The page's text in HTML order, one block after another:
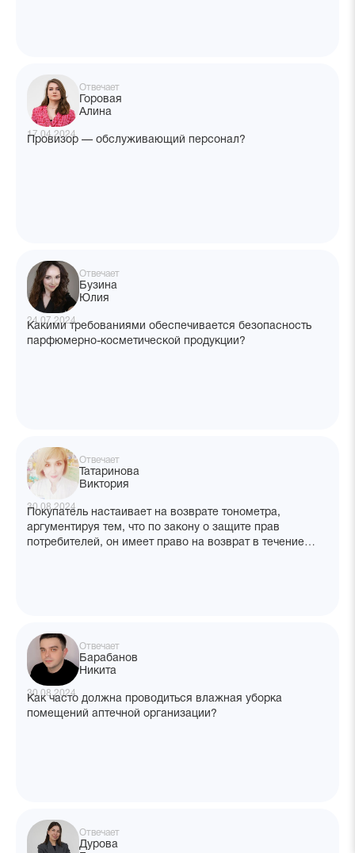
Отвечает
Горовая
Алина
17.04.2024
Провизор — обслуживающий персонал?
Отвечает
Бузина
Юлия
24.07.2024
Какими требованиями обеспечивается безопасность
парфюмерно-косметической продукции?
Отвечает
Татаринова
Виктория
30.08.2024
Покупатель настаивает на возврате тонометра,
аргументируя тем, что по закону о защите прав
потребителей, он имеет право на возврат в течение
Отвечает
Барабанов
Никита
30.08.2024
Как часто должна проводиться влажная уборка
помещений аптечной организации?
Отвечает
Дурова